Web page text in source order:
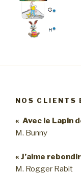
NOS CLIENTS
« Avec le Lapin
M. Bunny
« J’aime
M. Rogger Rabit